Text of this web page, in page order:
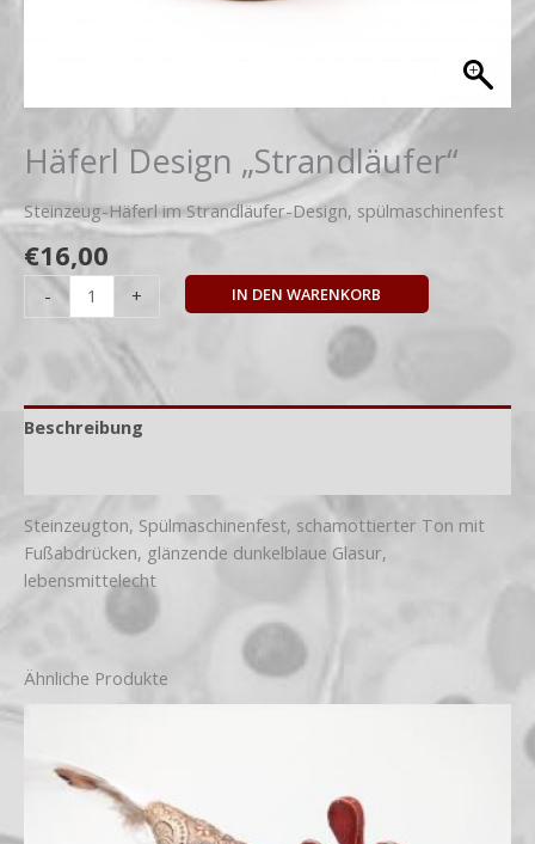
Häferl Design „Strandläufer“
Steinzeug-Häferl im Strandläufer-Design, spülmaschinenfest
€16,00
- + IN DEN WARENKORB
Beschreibung
Steinzeugton, Spülmaschinenfest, schamottierter Ton mit
Fußabdrücken, glänzende dunkelblaue Glasur,
lebensmittelecht
Ähnliche Produkte